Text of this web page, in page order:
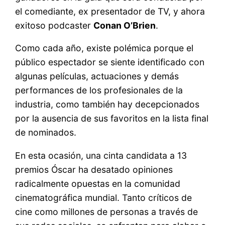
el comediante, ex presentador de TV, y ahora
exitoso podcaster Conan O’Brien.
Como cada año, existe polémica porque el
público espectador se siente identificado con
algunas películas, actuaciones y demás
performances de los profesionales de la
industria, como también hay decepcionados
por la ausencia de sus favoritos en la lista final
de nominados.
En esta ocasión, una cinta candidata a 13
premios Óscar ha desatado opiniones
radicalmente opuestas en la comunidad
cinematográfica mundial. Tanto críticos de
cine como millones de personas a través de